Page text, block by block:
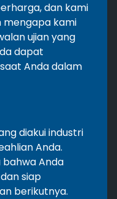
dan kami
mengapa kami
ujian yang
dapat
Anda dalam
diakui industri
Anda.
bahwa Anda
siap
berikutnya.